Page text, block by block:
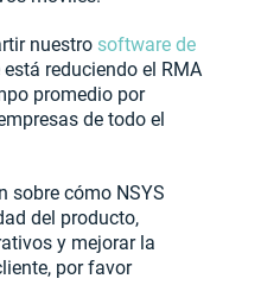
nuestro software de
reduciendo el RMA
promedio por
de todo el
sobre cómo NSYS
del producto,
y mejorar la
por favor